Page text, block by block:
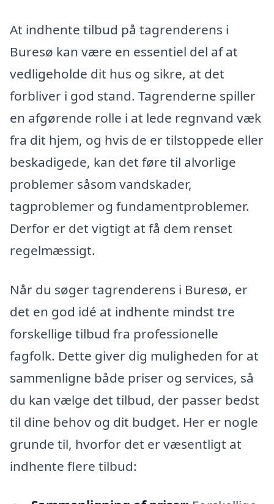
At indhente tilbud på tagrenderens i
Buresø kan være en essentiel del af at
vedligeholde dit hus og sikre, at det
forbliver i god stand. Tagrenderne spiller
en afgørende rolle i at lede regnvand væk
fra dit hjem, og hvis de er tilstoppede eller
beskadigede, kan det føre til alvorlige
problemer såsom vandskader,
tagproblemer og fundamentproblemer.
Derfor er det vigtigt at få dem renset
regelmæssigt.
Når du søger tagrenderens i Buresø, er
det en god idé at indhente mindst tre
forskellige tilbud fra professionelle
fagfolk. Dette giver dig muligheden for at
sammenligne både priser og services, så
du kan vælge det tilbud, der passer bedst
til dine behov og dit budget. Her er nogle
grunde til, hvorfor det er væsentligt at
indhente flere tilbud: